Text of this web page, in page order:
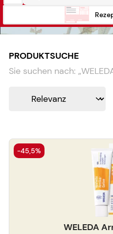
PRODUKTSUCHE
Sie suchen nach: „
WELEDA
-45,5%